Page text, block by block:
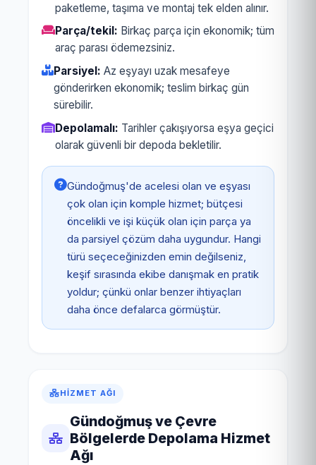
paketleme, taşıma ve montaj tek elden alınır.
Parça/tekil: Birkaç parça için ekonomik; tüm
araç parası ödemezsiniz.
Parsiyel: Az eşyayı uzak mesafeye
gönderirken ekonomik; teslim birkaç gün
sürebilir.
Depolamalı: Tarihler çakışıyorsa eşya geçici
olarak güvenli bir depoda bekletilir.
Gündoğmuş'de acelesi olan ve eşyası
çok olan için komple hizmet; bütçesi
öncelikli ve işi küçük olan için parça ya
da parsiyel çözüm daha uygundur. Hangi
türü seçeceğinizden emin değilseniz,
keşif sırasında ekibe danışmak en pratik
yoldur; çünkü onlar benzer ihtiyaçları
daha önce defalarca görmüştür.
HIZMET AĞI
Gündoğmuş ve Çevre
Bölgelerde Depolama Hizmet
Ağı